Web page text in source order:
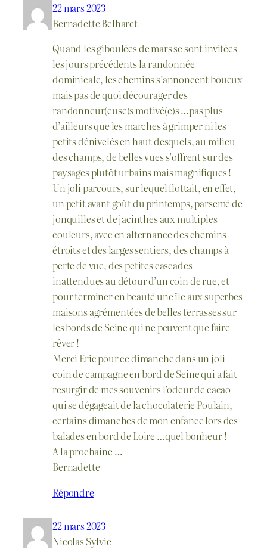
22 mars 2023
Bernadette Belharet
Quand les giboulées de mars se sont invitées
les jours précédents la randonnée
dominicale, les chemins s’annoncent boueux
mais pas de quoi décourager des
randonneur(euse)s motivé(e)s …pas plus
d’ailleurs que les marches à grimper ni les
petits dénivelés en haut desquels, au milieu
des champs, de belles vues s’offrent sur des
paysages plutôt urbains mais magnifiques !
Un joli parcours, sur lequel flottait, en effet,
un petit avant goût du printemps, parsemé de
jonquilles et de jacinthes aux multiples
couleurs, avec en alternance des chemins
étroits et des larges sentiers, des champs à
perte de vue, des petites cascades
inattendues au détour d’un coin de rue, et
pour terminer en beauté une île aux superbes
maisons agrémentées de belles terrasses sur
les bords de Seine qui ne peuvent que faire
rêver !
Merci Eric pour ce dimanche dans un joli
coin de campagne en bord de Seine qui a fait
resurgir de mes souvenirs l’odeur de cacao
qui se dégageait de la chocolaterie Poulain,
certains dimanches de mon enfance lors des
balades en bord de Loire …quel bonheur !
A la prochaine …
Bernadette
Répondre
22 mars 2023
Nicolas Sylvie